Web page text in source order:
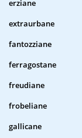
erziane
extraurbane
fantozziane
ferragostane
freudiane
frobeliane
gallicane